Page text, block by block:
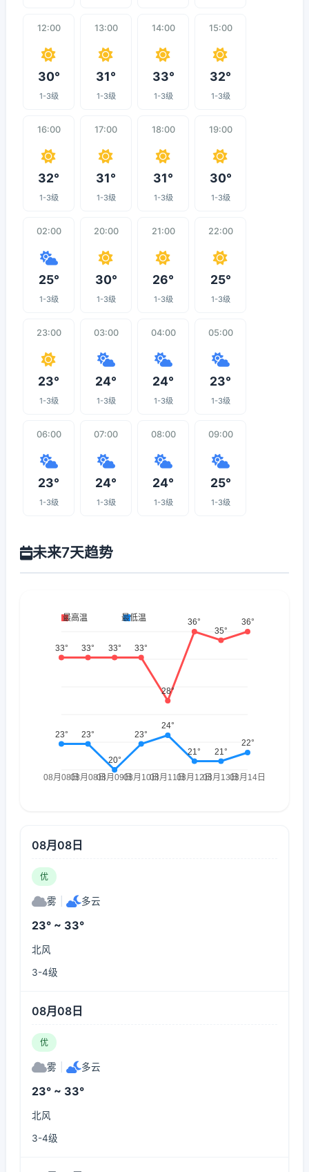
12:00
30°
1-3级
13:00
31°
1-3级
14:00
33°
1-3级
15:00
32°
1-3级
16:00
32°
1-3级
17:00
31°
1-3级
18:00
31°
1-3级
19:00
30°
1-3级
02:00
25°
1-3级
20:00
30°
1-3级
21:00
26°
1-3级
22:00
25°
1-3级
23:00
23°
1-3级
03:00
24°
1-3级
04:00
24°
1-3级
05:00
23°
1-3级
06:00
23°
1-3级
07:00
24°
1-3级
08:00
24°
1-3级
09:00
25°
1-3级
未来7天趋势
08月08日
优
雾 多云
23° ~ 33°
北风
3-4级
08月08日
优
雾 多云
23° ~ 33°
北风
3-4级